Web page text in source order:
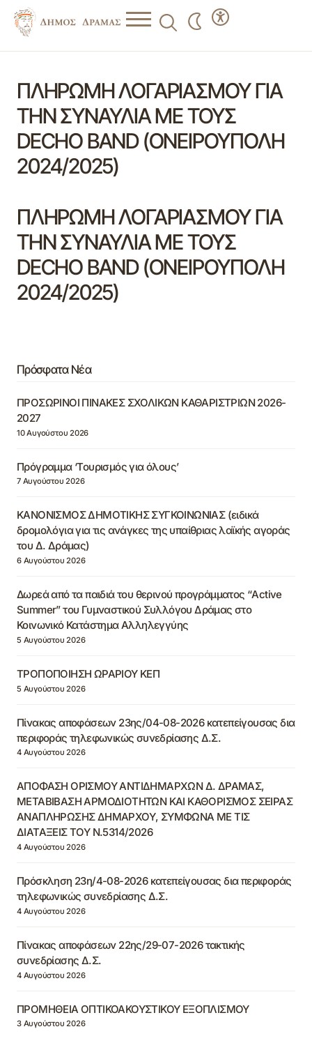
ΠΛΗΡΩΜΗ ΛΟΓΑΡΙΑΣΜΟΥ ΓΙΑ
ΤΗΝ ΣΥΝΑΥΛΙΑ ΜΕ ΤΟΥΣ
DECHO BAND (ΟΝΕΙΡΟΥΠΟΛΗ
2024/2025)
ΠΛΗΡΩΜΗ ΛΟΓΑΡΙΑΣΜΟΥ ΓΙΑ
ΤΗΝ ΣΥΝΑΥΛΙΑ ΜΕ ΤΟΥΣ
DECHO BAND (ΟΝΕΙΡΟΥΠΟΛΗ
2024/2025)
Πρόσφατα Νέα
ΠΡΟΣΩΡΙΝΟΙ ΠΙΝΑΚΕΣ ΣΧΟΛΙΚΩΝ ΚΑΘΑΡΙΣΤΡΙΩΝ 2026-
2027
10 Αυγούστου 2026
Πρόγραμμα ‘Τουρισμός για όλους’
7 Αυγούστου 2026
ΚΑΝΟΝΙΣΜΟΣ ΔΗΜΟΤΙΚΗΣ ΣΥΓΚΟΙΝΩΝΙΑΣ (ειδικά
δρομολόγια για τις ανάγκες της υπαίθριας λαϊκής αγοράς
του Δ. Δράμας)
6 Αυγούστου 2026
Δωρεά από τα παιδιά του θερινού προγράμματος “Active
Summer” του Γυμναστικού Συλλόγου Δράμας στο
Κοινωνικό Κατάστημα Αλληλεγγύης
5 Αυγούστου 2026
ΤΡΟΠΟΠΟΙΗΣΗ ΩΡΑΡΙΟΥ ΚΕΠ
5 Αυγούστου 2026
Πίνακας αποφάσεων 23ης/04-08-2026 κατεπείγουσας δια
περιφοράς τηλεφωνικώς συνεδρίασης Δ.Σ.
4 Αυγούστου 2026
ΑΠΟΦΑΣΗ ΟΡΙΣΜΟΥ ΑΝΤΙΔΗΜΑΡΧΩΝ Δ. ΔΡΑΜΑΣ,
ΜΕΤΑΒΙΒΑΣΗ ΑΡΜΟΔΙΟΤΗΤΩΝ ΚΑΙ ΚΑΘΟΡΙΣΜΟΣ ΣΕΙΡΑΣ
ΑΝΑΠΛΗΡΩΣΗΣ ΔΗΜΑΡΧΟΥ, ΣΥΜΦΩΝΑ ΜΕ ΤΙΣ
ΔΙΑΤΑΞΕΙΣ ΤΟΥ Ν.5314/2026
4 Αυγούστου 2026
Πρόσκληση 23η/4-08-2026 κατεπείγουσας δια περιφοράς
τηλεφωνικώς συνεδρίασης Δ.Σ.
4 Αυγούστου 2026
Πίνακας αποφάσεων 22ης/29-07-2026 τακτικής
συνεδρίασης Δ.Σ.
4 Αυγούστου 2026
ΠΡΟΜΗΘΕΙΑ ΟΠΤΙΚΟΑΚΟΥΣΤΙΚΟΥ ΕΞΟΠΛΙΣΜΟΥ
3 Αυγούστου 2026